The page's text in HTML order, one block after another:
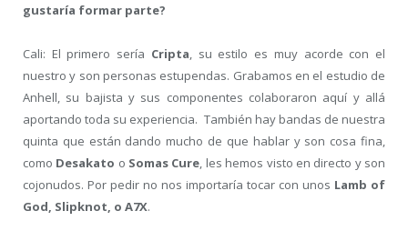
gustaría formar parte?
Cali: El primero sería Cripta, su estilo es muy acorde con el
nuestro y son personas estupendas. Grabamos en el estudio de
Anhell, su bajista y sus componentes colaboraron aquí y allá
aportando toda su experiencia. También hay bandas de nuestra
quinta que están dando mucho de que hablar y son cosa fina,
como Desakato o Somas Cure, les hemos visto en directo y son
cojonudos. Por pedir no nos importaría tocar con unos Lamb of
God, Slipknot, o A7X.